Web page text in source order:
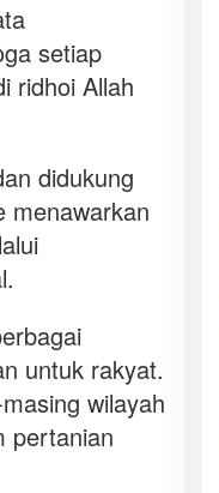
setiap
ridhoi Allah
didukung
menawarkan
untuk rakyat.
wilayah
pertanian